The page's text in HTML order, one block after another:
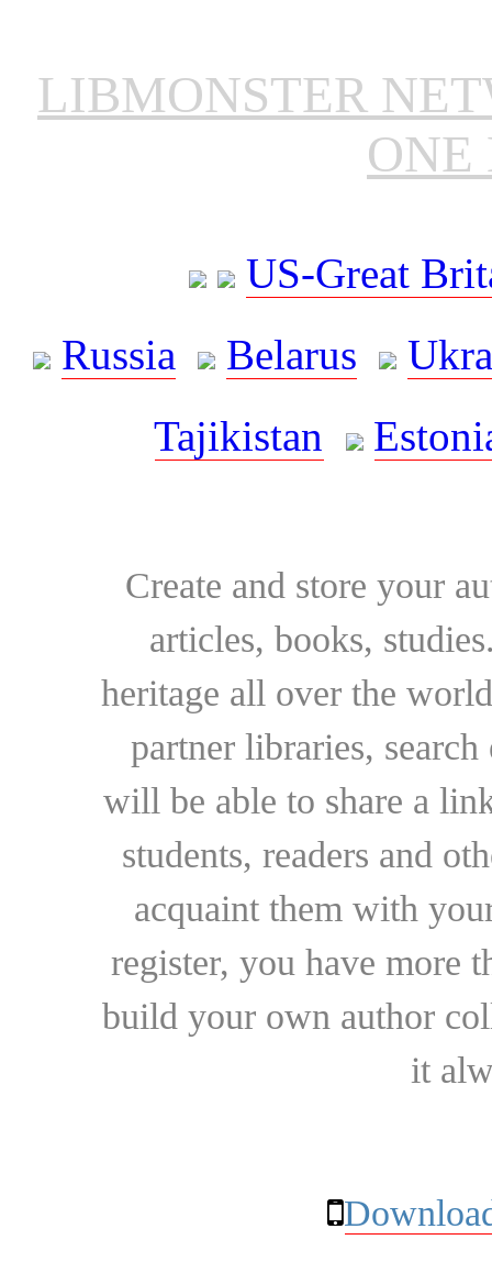
LIBMONSTER
ONE
US-Great
Russia
Belarus
Tajikistan
Create and store your
articles, books,
heritage all over the
partner libraries,
will be able to share a
students, readers and
acquaint them with
register, you have more
build your own author
it